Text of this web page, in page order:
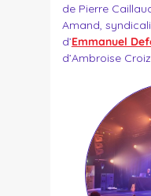
de Pierre
Amand,
d’Emmanuel
d’Ambroise